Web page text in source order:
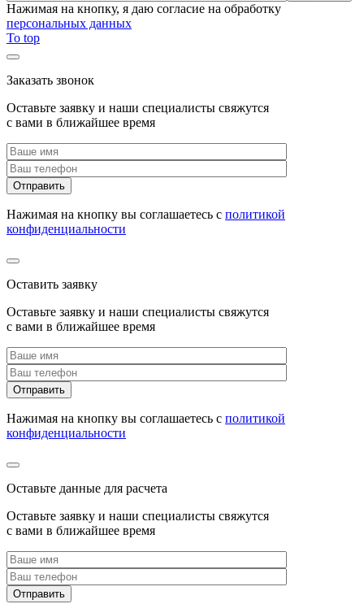
Нажимая на кнопку, я даю согласие на обработку
персональных данных
To top
Заказать звонок
Оставьте заявку и наши специалисты свяжутся
с вами в ближайшее время
Нажимая на кнопку вы соглашаетесь с политикой
конфиденциальности
Оставить заявку
Оставьте заявку и наши специалисты свяжутся
с вами в ближайшее время
Нажимая на кнопку вы соглашаетесь с политикой
конфиденциальности
Оставьте данные для расчета
Оставьте заявку и наши специалисты свяжутся
с вами в ближайшее время